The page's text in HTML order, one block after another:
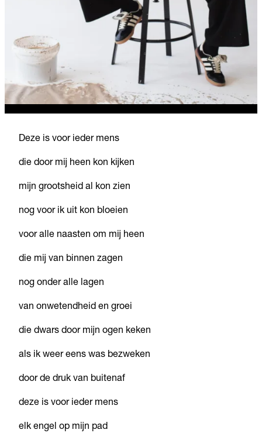
Deze is voor ieder mens
die door mij heen kon kijken
mijn grootsheid al kon zien
nog voor ik uit kon bloeien
voor alle naasten om mij heen
die mij van binnen zagen
nog onder alle lagen
van onwetendheid en groei
die dwars door mijn ogen keken
als ik weer eens was bezweken
door de druk van buitenaf
deze is voor ieder mens
elk engel op mijn pad